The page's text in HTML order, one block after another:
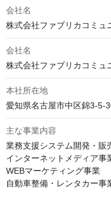
会社名
株式会社ファブリカコミュ
会社名
株式会社ファブリカコミュ
本社所在地
愛知県名古屋市中区錦3-5-
主な事業内容
業務支援システム開発・販
インターネットメディア事
WEBマーケティング事業
自動車整備・レンタカー事